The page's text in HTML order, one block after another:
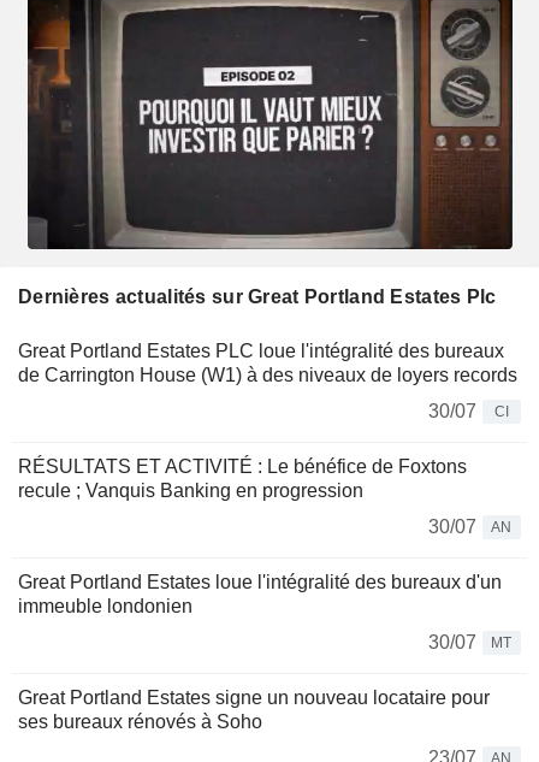
Dernières actualités sur Great Portland Estates Plc
Great Portland Estates PLC loue l'intégralité des bureaux
de Carrington House (W1) à des niveaux de loyers records
30/07
CI
RÉSULTATS ET ACTIVITÉ : Le bénéfice de Foxtons
recule ; Vanquis Banking en progression
30/07
AN
Great Portland Estates loue l'intégralité des bureaux d'un
immeuble londonien
30/07
MT
Great Portland Estates signe un nouveau locataire pour
ses bureaux rénovés à Soho
23/07
AN